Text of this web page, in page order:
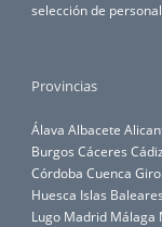
selección de personal
Provincias
Álava Albacete
Burgos Cáceres Cádiz
Córdoba Cuenca
Huesca Islas Baleares
Lugo Madrid Málaga